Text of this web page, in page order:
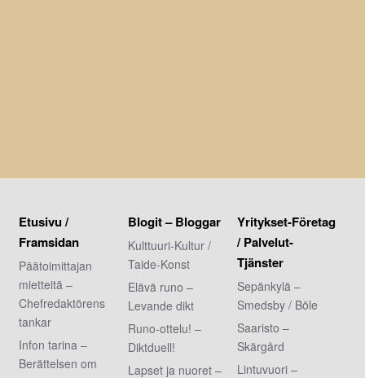
Etusivu /
Framsidan
Päätoimittajan
mietteitä –
Chefredaktörens
tankar
Infon tarina –
Berättelsen om
Blogit – Bloggar
Kulttuuri-Kultur /
Taide-Konst
Elävä runo –
Levande dikt
Runo-ottelu! –
Diktduell!
Lapset ja nuoret –
Yritykset-Företag
/ Palvelut-
Tjänster
Sepänkylä –
Smedsby / Böle
Saaristo –
Skärgård
Lintuvuori –